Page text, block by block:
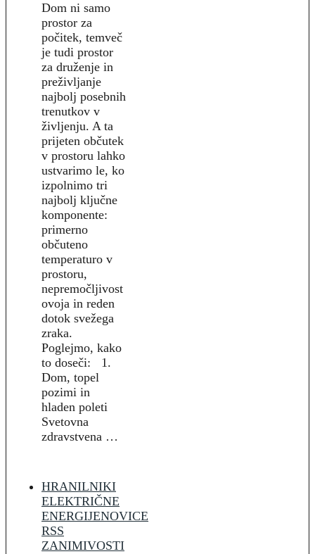
Dom ni samo
prostor za
počitek, temveč
je tudi prostor
za druženje in
preživljanje
najbolj posebnih
trenutkov v
življenju. A ta
prijeten občutek
v prostoru lahko
ustvarimo le, ko
izpolnimo tri
najbolj ključne
komponente:
primerno
občuteno
temperaturo v
prostoru,
nepremočljivost
ovoja in reden
dotok svežega
zraka.
Poglejmo, kako
to doseči: 1.
Dom, topel
pozimi in
hladen poleti
Svetovna
zdravstvena …
HRANILNIKI
ELEKTRIČNE
ENERGIJENOVICE
RSS
ZANIMIVOSTI